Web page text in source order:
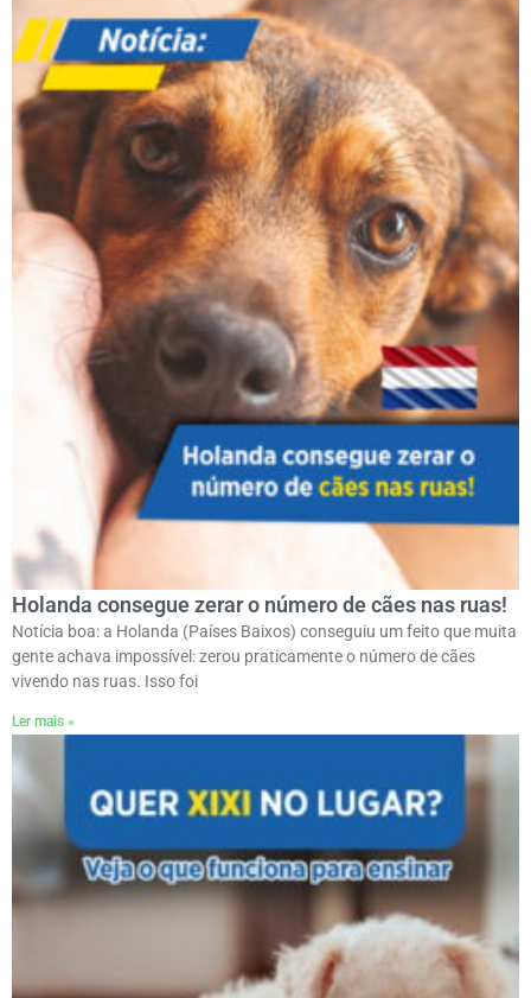
Holanda consegue zerar o número de cães nas ruas!
Notícia boa: a Holanda (Países Baixos) conseguiu um feito que muita
gente achava impossível: zerou praticamente o número de cães
vivendo nas ruas. Isso foi
Ler mais »